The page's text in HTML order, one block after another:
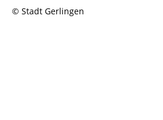
© Stadt Gerlingen